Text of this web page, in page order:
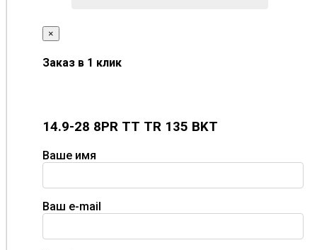
×
Заказ в 1 клик
14.9-28 8PR TT TR 135 BKT
Ваше имя
Ваш e-mail